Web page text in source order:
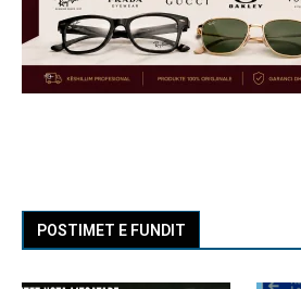
POSTIMET E FUNDIT